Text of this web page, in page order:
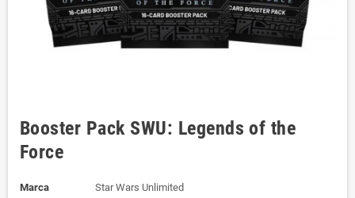
Booster Pack SWU: Legends of the
Force
Marca
Star Wars Unlimited